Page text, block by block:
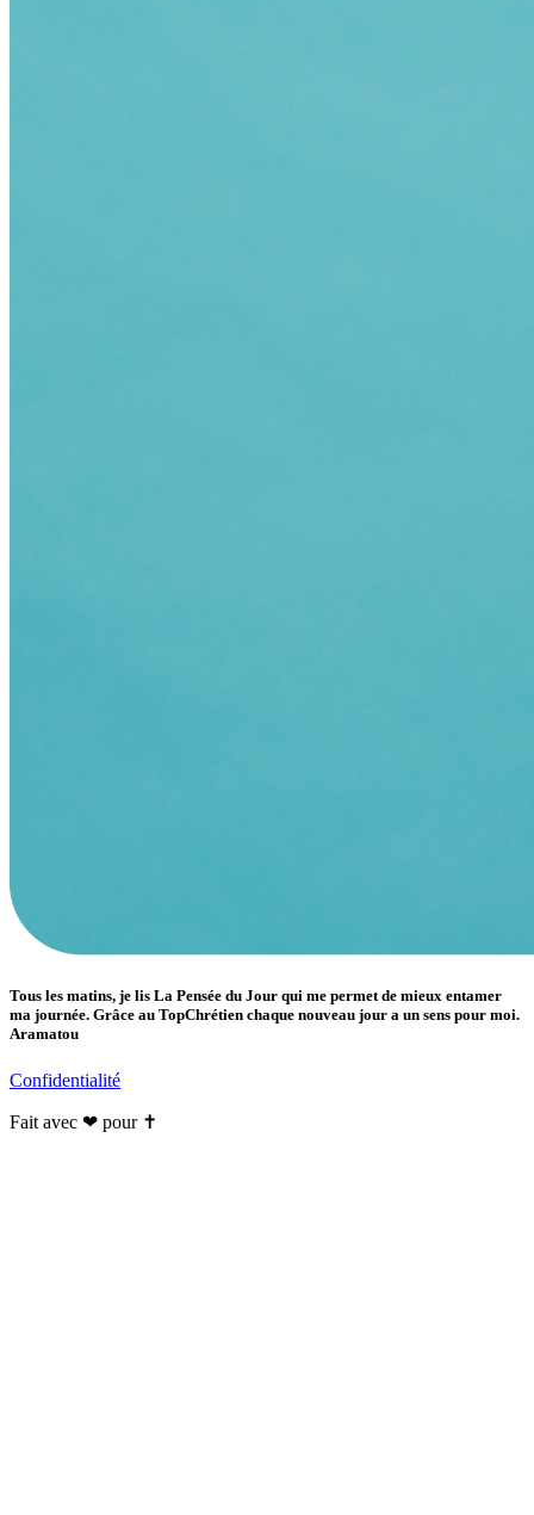
Tous les matins, je lis La Pensée du Jour qui me permet de mieux entamer
ma journée. Grâce au TopChrétien chaque nouveau jour a un sens pour moi.
Aramatou
Confidentialité
Fait avec ❤ pour ✝️️